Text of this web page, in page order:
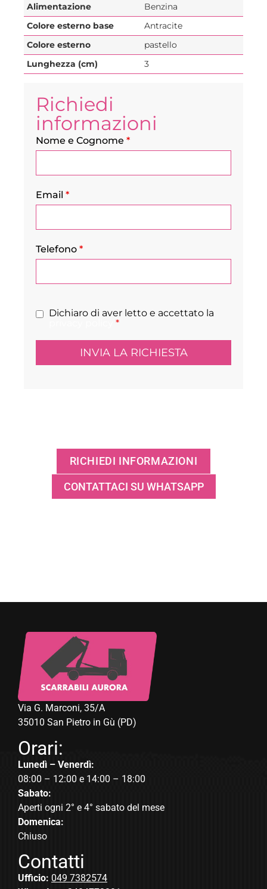
Richiedi
informazioni
Nome e Cognome *
Email *
Telefono *
Dichiaro di aver letto e accettato la
*
Alimentazione
Benzina
Colore esterno base
Antracite
Colore esterno
pastello
Lunghezza (cm)
3
RICHIEDI INFORMAZIONI
CONTATTACI SU WHATSAPP
Via G. Marconi, 35/A
35010 San Pietro in Gù (PD)
Orari:
Lunedì – Venerdì:
08:00 – 12:00 e 14:00 – 18:00
Sabato:
Aperti ogni 2° e 4° sabato del mese
Domenica:
Chiuso
Contatti
Ufficio: 049 7382574